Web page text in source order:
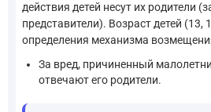
действия детей несут их родители
представители). Возраст детей (13,
определения механизма
За вред, причиненный
отвечают его родители.